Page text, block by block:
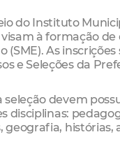
do Instituto
à formação
As
e Seleções da
devem
disciplinas:
histórias,